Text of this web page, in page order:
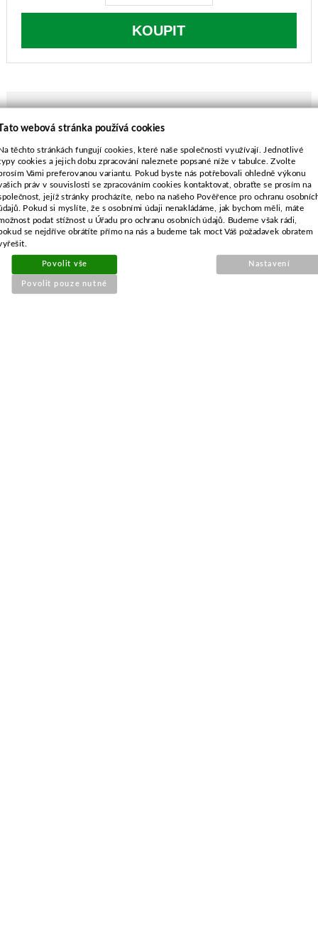
KOUPIT
Dolmar DPC340, DPC6410, DPC7311,
DPC8112, DPC6430, DPC7351, DPC6200,
DPC6400
Dolmar FS340, MS-3300, MS-3310, MS-3311,
MS-4000, MS-4010, MS-4500, MS-4510, MS-
Dolmar DBC3310, DBC4010, DBC4510
webová stránka používá cookies
těchto stránkách fungují cookies, které naše společnosti využívají. Jednotlivé
cookies a jejich dobu zpracování naleznete popsané níže v tabulce. Zvolte
Vámi preferovanou variantu. Pokud byste nás potřebovali ohledně výkonu
práv v souvislosti se zpracováním cookies kontaktovat, obraťte se prosím na
jejíž stránky procházíte, nebo na našeho Pověřence pro ochranu
Pokud si myslíte, že s osobními údaji nenakládáme, jak bychom měli, máte
podat stížnost u Úřadu pro ochranu osobních údajů. Budeme však rádi,
se nejdříve obrátíte přímo na nás a budeme tak moct Váš požadavek obratem
Povolit vše
Povolit pouze nutné
Nastavení